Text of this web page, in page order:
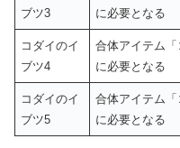
ブツ3
に必要となる
コダイのイ
ブツ4
合体アイテム
に必要となる
コダイのイ
ブツ5
合体アイテム
に必要となる